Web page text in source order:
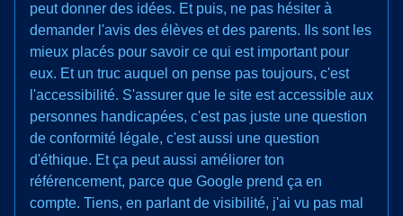
peut donner des idées. Et puis, ne pas hésiter à
demander l'avis des élèves et des parents. Ils sont les
mieux placés pour savoir ce qui est important pour
eux. Et un truc auquel on pense pas toujours, c'est
l'accessibilité. S'assurer que le site est accessible aux
personnes handicapées, c'est pas juste une question
de conformité légale, c'est aussi une question
d'éthique. Et ça peut aussi améliorer ton
référencement, parce que Google prend ça en
compte. Tiens, en parlant de visibilité, j'ai vu pas mal